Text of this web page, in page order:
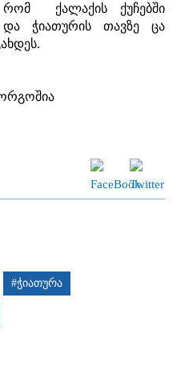
რომ ქალაქის ქუჩებში
ჭიათურის თავზე ცა
#ჭიათურა